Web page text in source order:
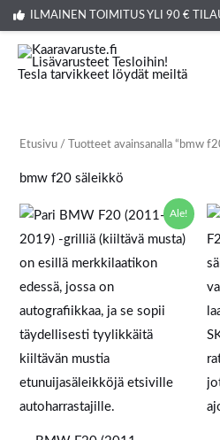
ILMAINEN TOIMITUS YLI 90 €
Siirry
sisältöön
Etusivu / Tuotteet avainsanalla “bmw
bmw f20 säleikkö
Ale!
Alkuperäinen
oli:
67,99 €.
Nykyinen
hinta
on:
42,99 €.